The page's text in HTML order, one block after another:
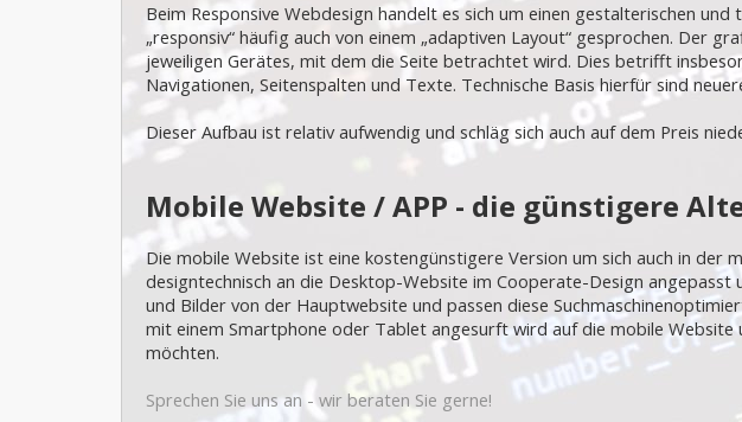
Beim Responsive Webdesign handelt es sich um einen gestalterischen
„responsiv“ häufig auch von einem „adaptiven Layout“ gesprochen. Der
jeweiligen Gerätes, mit dem die Seite betrachtet wird. Dies betrifft
Navigationen, Seitenspalten und Texte. Technische Basis hierfür sind
Dieser Aufbau ist relativ aufwendig und schläg sich auch auf dem Preis
Mobile Website / APP - die günstigere
Die mobile Website ist eine kostengünstigere Version um sich auch in der
designtechnisch an die Desktop-Website im Cooperate-Design
und Bilder von der Hauptwebsite und passen diese
mit einem Smartphone oder Tablet angesurft wird auf die mobile
möchten.
Sprechen Sie uns an - wir beraten Sie gerne!